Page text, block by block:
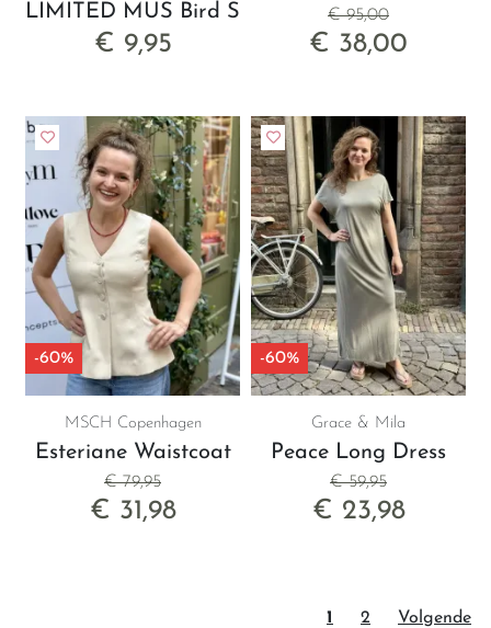
LIMITED MUS Bird Sock
€ 9,95
€ 95,00
€ 38,00
-60%
MSCH Copenhagen
Esteriane Waistcoat
€ 79,95
€ 31,98
-60%
Grace & Mila
Peace Long Dress
€ 59,95
€ 23,98
1 2 Volgende